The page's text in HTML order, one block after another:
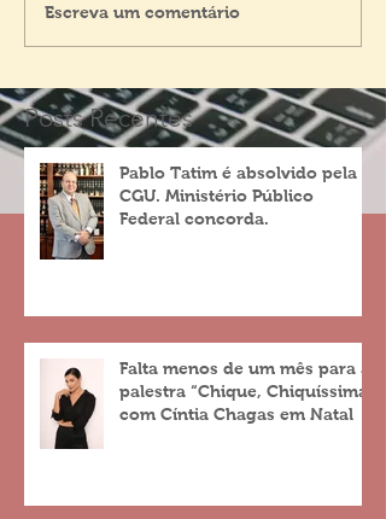
Escreva um comentário
Posts Recentes
Pablo Tatim é absolvido pela
CGU. Ministério Público
Federal concorda.
Falta menos de um mês para a
palestra “Chique, Chiquíssima”
com Cíntia Chagas em Natal